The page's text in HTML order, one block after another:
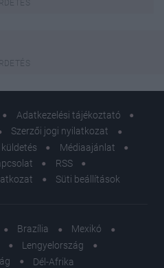
Adatkezelési tájékoztató
Szerzői jogi nyilatkozat
Médiaajánlat
RSS
Süti beállítások
Brazília
Mexikó
Lengyelország
Dél-Afrika